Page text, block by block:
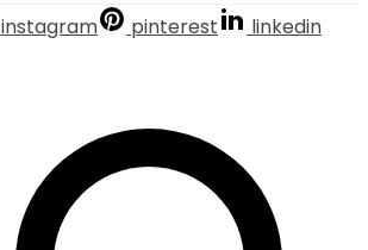
instagram pinterest linkedin